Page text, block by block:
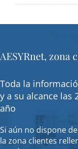
AESYRnet, zona
Toda la
y a su alcance las
año
Si aún no dispone
la zona clientes